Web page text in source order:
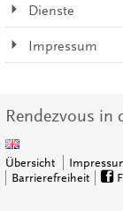
Dienste
Impressum
Rendezvous in
Übersicht
Barrierefreiheit